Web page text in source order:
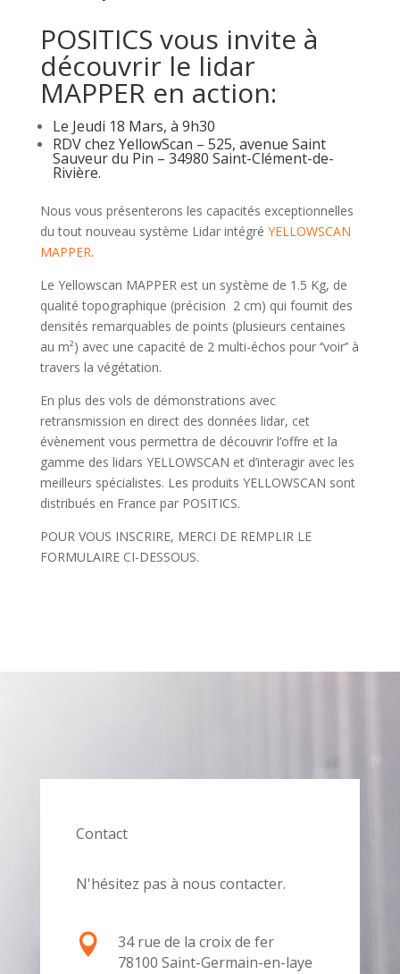
POSITICS vous invite à
découvrir le lidar
MAPPER en action:
Le Jeudi 18 Mars, à 9h30
RDV chez YellowScan – 525, avenue Saint
Sauveur du Pin – 34980 Saint-Clément-de-
Rivière.
Nous vous présenterons les capacités exceptionnelles
du tout nouveau système Lidar intégré YELLOWSCAN
MAPPER.
Le Yellowscan MAPPER est un système de 1.5 Kg, de
qualité topographique (précision 2 cm) qui fournit des
densités remarquables de points (plusieurs centaines
au m²) avec une capacité de 2 multi-échos pour ‘’voir’’ à
travers la végétation.
En plus des vols de démonstrations avec
retransmission en direct des données lidar, cet
évènement vous permettra de découvrir l’offre et la
gamme des lidars YELLOWSCAN et d’interagir avec les
meilleurs spécialistes. Les produits YELLOWSCAN sont
distribués en France par POSITICS.
POUR VOUS INSCRIRE, MERCI DE REMPLIR LE
FORMULAIRE CI-DESSOUS.
Contact
N'hésitez pas à nous contacter.

34 rue de la croix de fer
78100 Saint-Germain-en-laye